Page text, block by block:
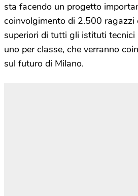
sta facendo un progetto
coinvolgimento di 2.500 ragazzi
superiori di tutti gli istituti tecnici
uno per classe, che verranno
sul futuro di Milano.